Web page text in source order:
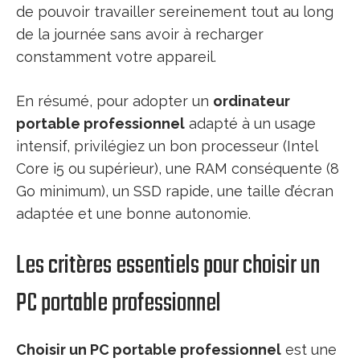
de pouvoir travailler sereinement tout au long
de la journée sans avoir à recharger
constamment votre appareil.
En résumé, pour adopter un ordinateur
portable professionnel adapté à un usage
intensif, privilégiez un bon processeur (Intel
Core i5 ou supérieur), une RAM conséquente (8
Go minimum), un SSD rapide, une taille d’écran
adaptée et une bonne autonomie.
Les critères essentiels pour choisir un
PC portable professionnel
Choisir un PC portable professionnel est une